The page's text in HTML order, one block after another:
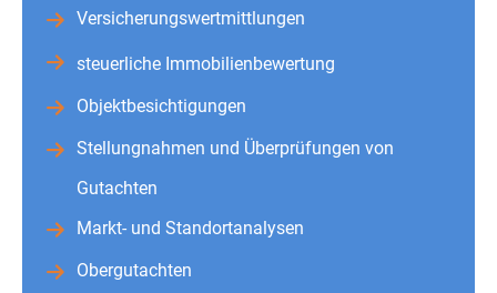
Versicherungswertmittlungen
steuerliche Immobilienbewertung
Objektbesichtigungen
Stellungnahmen und Überprüfungen von
Gutachten
Markt- und Standortanalysen
Obergutachten